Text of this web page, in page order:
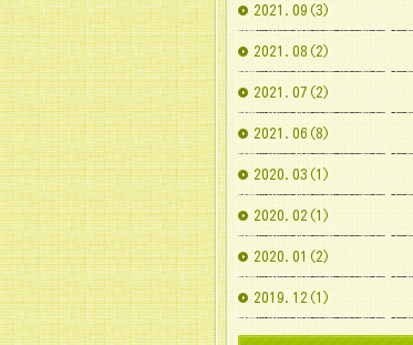
2021.09(3)
2021.08(2)
2021.07(2)
2021.06(8)
2020.03(1)
2020.02(1)
2020.01(2)
2019.12(1)